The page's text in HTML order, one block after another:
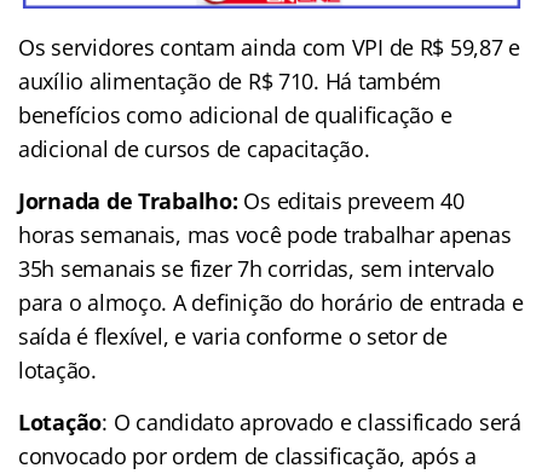
Os servidores contam ainda com VPI de R$ 59,87 e
auxílio alimentação de R$ 710. Há também
benefícios como adicional de qualificação e
adicional de cursos de capacitação.
Jornada de Trabalho: Os editais preveem 40
horas semanais, mas você pode trabalhar apenas
35h semanais se fizer 7h corridas, sem intervalo
para o almoço. A definição do horário de entrada e
saída é flexível, e varia conforme o setor de
lotação.
Lotação: O candidato aprovado e classificado será
convocado por ordem de classificação, após a